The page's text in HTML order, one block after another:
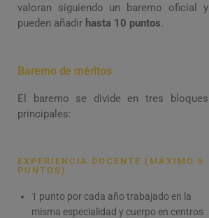
valoran siguiendo un baremo oficial y
pueden añadir hasta 10 puntos.
Baremo de méritos
El baremo se divide en tres bloques
principales:
EXPERIENCIA DOCENTE (MÁXIMO 5
PUNTOS)
1 punto por cada año trabajado en la
misma especialidad y cuerpo en centros